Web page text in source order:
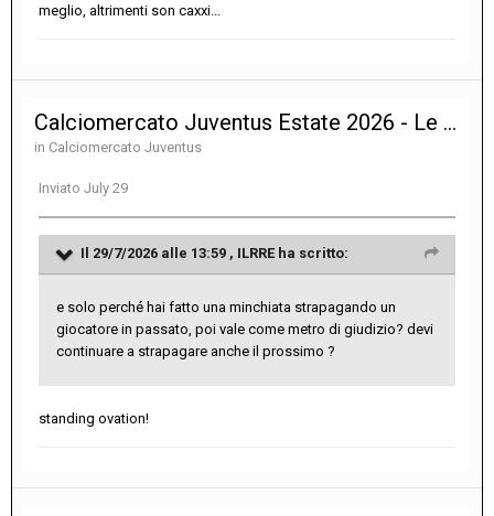
meglio, altrimenti son caxxi...
Calciomercato Juventus Estate 2026 - Le notizie sulle trattative
in Calciomercato Juventus
Inviato July 29
Il 29/7/2026 alle 13:59 , ILRREha scritto:
e solo perché hai fatto una minchiata strapagando un
giocatore in passato, poi vale come metro di giudizio? devi
continuare a strapagare anche il prossimo ?
standing ovation!